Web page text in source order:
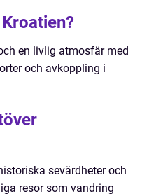
en livlig atmosfär med
och avkoppling i
sevärdheter och
resor som vandring